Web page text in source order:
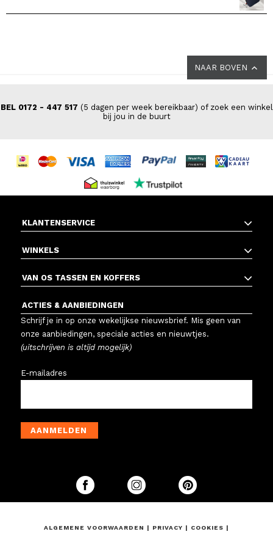
NAAR BOVEN
BEL 0172 - 447 517 (5 dagen per week bereikbaar) of zoek een winkel
bij jou in de buurt
KLANTENSERVICE
WINKELS
VAN OS TASSEN EN KOFFERS
ACTIES & AANBIEDINGEN
Schrijf je in op onze wekelijkse nieuwsbrief. Mis geen van
onze aanbiedingen, speciale acties en nieuwtjes.
(uitschrijven is altijd mogelijk)
E-mailadres
AANMELDEN
ALGEMENE VOORWAARDEN | PRIVACY | COOKIES |